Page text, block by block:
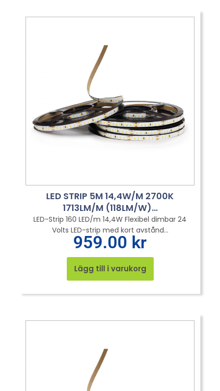
LED STRIP 5M 14,4W/M 2700K
1713LM/M (118LM/W)...
LED-Strip 160 LED/m 14,4W Flexibel dimbar 24
Volts LED-strip med kort avstånd...
959.00 kr
Lägg till i varukorg